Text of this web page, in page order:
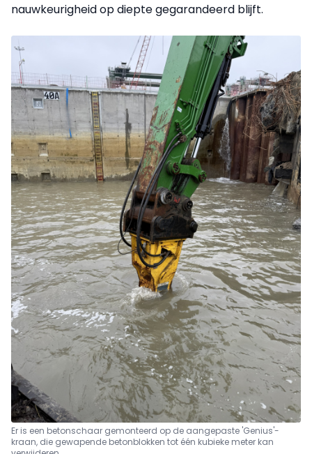
nauwkeurigheid op diepte gegarandeerd blijft.
Er is een betonschaar gemonteerd op de aangepaste 'Genius'-
kraan, die gewapende betonblokken tot één kubieke meter kan